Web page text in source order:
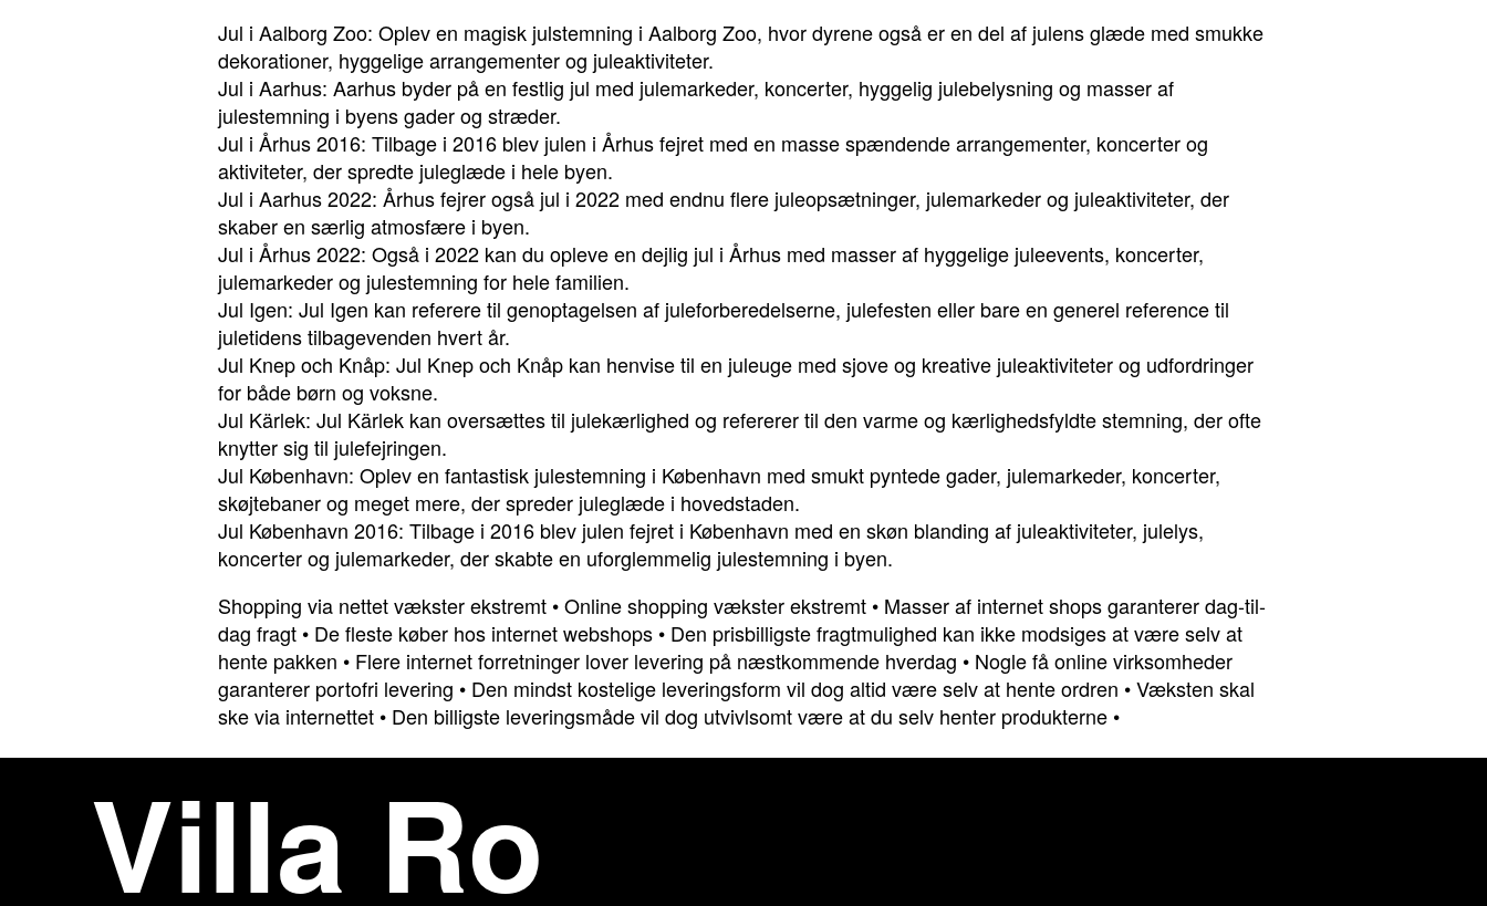
Jul i Aalborg Zoo: Oplev en magisk julstemning i Aalborg Zoo, hvor dyrene også er en del af julens glæde med smukke
dekorationer, hyggelige arrangementer og juleaktiviteter.
Jul i Aarhus: Aarhus byder på en festlig jul med julemarkeder, koncerter, hyggelig julebelysning og masser af
julestemning i byens gader og stræder.
Jul i Århus 2016: Tilbage i 2016 blev julen i Århus fejret med en masse spændende arrangementer, koncerter og
aktiviteter, der spredte juleglæde i hele byen.
Jul i Aarhus 2022: Århus fejrer også jul i 2022 med endnu flere juleopsætninger, julemarkeder og juleaktiviteter, der
skaber en særlig atmosfære i byen.
Jul i Århus 2022: Også i 2022 kan du opleve en dejlig jul i Århus med masser af hyggelige juleevents, koncerter,
julemarkeder og julestemning for hele familien.
Jul Igen: Jul Igen kan referere til genoptagelsen af juleforberedelserne, julefesten eller bare en generel reference til
juletidens tilbagevenden hvert år.
Jul Knep och Knåp: Jul Knep och Knåp kan henvise til en juleuge med sjove og kreative juleaktiviteter og udfordringer
for både børn og voksne.
Jul Kärlek: Jul Kärlek kan oversættes til julekærlighed og refererer til den varme og kærlighedsfyldte stemning, der ofte
knytter sig til julefejringen.
Jul København: Oplev en fantastisk julestemning i København med smukt pyntede gader, julemarkeder, koncerter,
skøjtebaner og meget mere, der spreder juleglæde i hovedstaden.
Jul København 2016: Tilbage i 2016 blev julen fejret i København med en skøn blanding af juleaktiviteter, julelys,
koncerter og julemarkeder, der skabte en uforglemmelig julestemning i byen.
Shopping via nettet vækster ekstremt •Online shopping vækster ekstremt • Masser af internet shops garanterer dag-til-
dag fragt • De fleste køber hos internet webshops • Den prisbilligste fragtmulighed kan ikke modsiges at være selv at
hente pakken • Flere internet forretninger lover levering på næstkommende hverdag • Nogle få online virksomheder
garanterer portofri levering • Den mindst kostelige leveringsform vil dog altid være selv at hente ordren •Væksten skal
ske via internettet • Den billigste leveringsmåde vil dog utvivlsomt være at du selv henter produkterne •
Villa Ro